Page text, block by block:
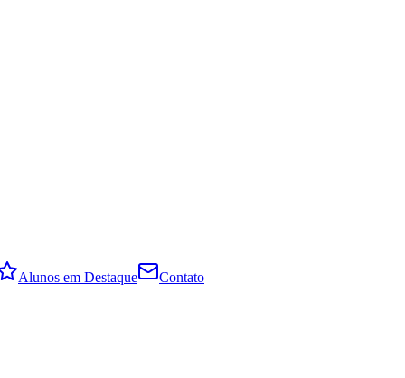
Alunos em Destaque Contato